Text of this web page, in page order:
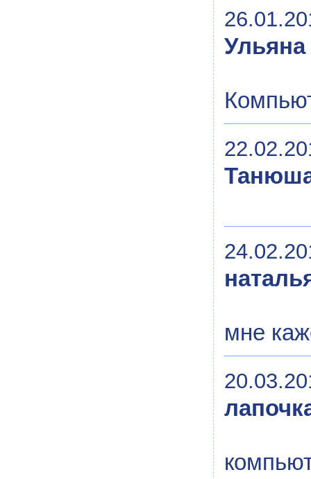
Ульяна
мне